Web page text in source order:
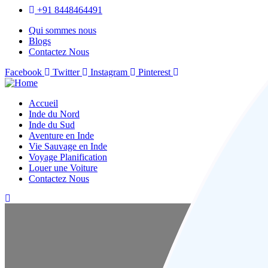
+91 8448464491
Qui sommes nous
Blogs
Contactez Nous
Facebook
Twitter Instagram Pinterest
Accueil
Inde du Nord
Inde du Sud
Aventure en Inde
Vie Sauvage en Inde
Voyage Planification
Louer une Voiture
Contactez Nous